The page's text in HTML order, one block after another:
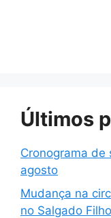
Últimos
Cronograma de
agosto
Mudança na
no Salgado